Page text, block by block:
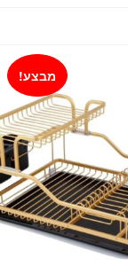
מבצע!